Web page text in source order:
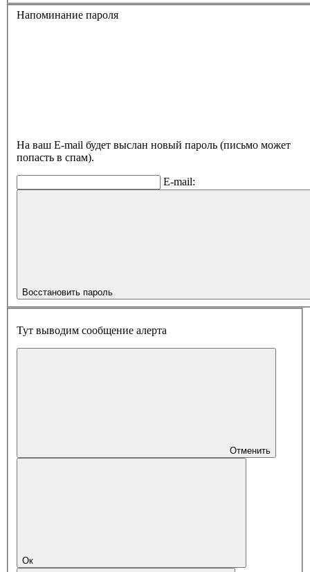
Напоминание пароля
На ваш E-mail будет выслан новый пароль (письмо может
попасть в спам).
E-mail:
Восстановить пароль
Тут выводим сообщение алерта
Отменить
Ок